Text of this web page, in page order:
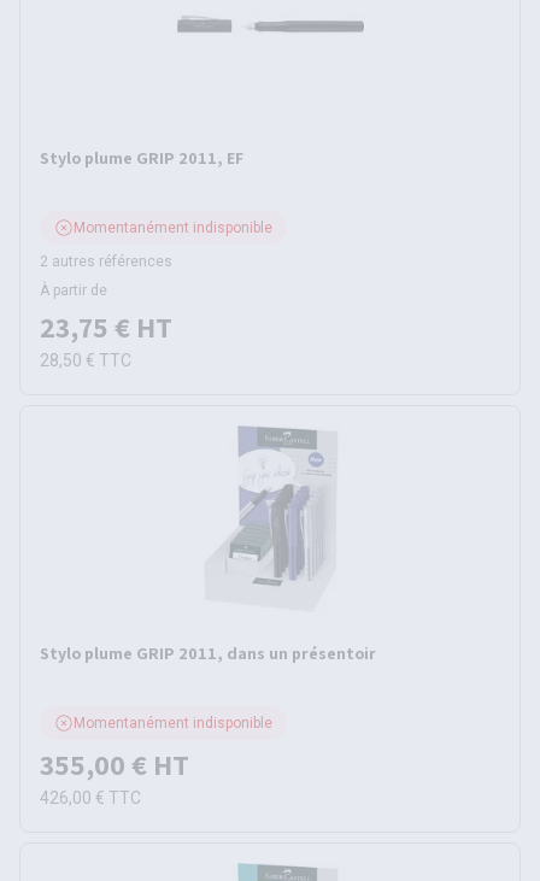
Stylo plume GRIP 2011, EF
Momentanément indisponible
2 autres références
À partir de
23,75 € HT
28,50 € TTC
Stylo plume GRIP 2011, dans un présentoir
Momentanément indisponible
355,00 € HT
426,00 € TTC